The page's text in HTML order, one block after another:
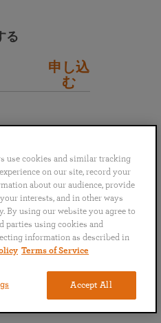
る
申し込
む
Français
Italiano
All Rights Reserved.（不許複製・禁無断転
use cookies and similar tracking
on our site, record your
about our audience, provide
interests, and in other ways
By using our website you agree to
parties using cookies and
information as described in
Terms of Service
Accept All